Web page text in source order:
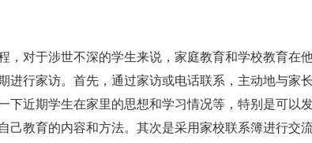
，对于涉世不深的学生来说，家庭教育和学校教育在
进行家访。首先，通过家访或电话联系，主动地与家
下近期学生在家里的思想和学习情况等，特别是可以
己教育的内容和方法。其次是采用家校联系簿进行交流